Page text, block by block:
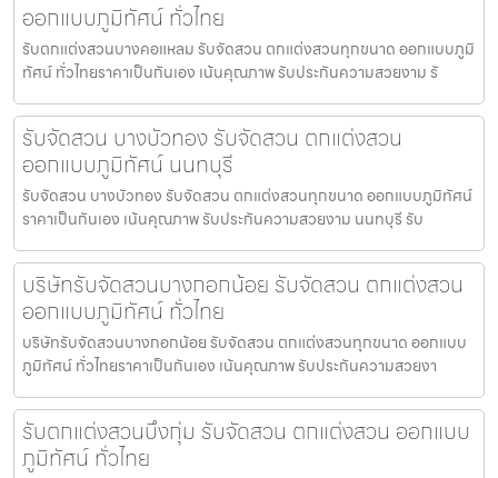
ออกแบบภูมิทัศน์ ทั่วไทย
รับตกแต่งสวนบางคอแหลม รับจัดสวน ตกแต่งสวนทุกขนาด ออกแบบภูมิ
ทัศน์ ทั่วไทยราคาเป็นกันเอง เน้นคุณภาพ รับประกันความสวยงาม รั
รับจัดสวน บางบัวทอง รับจัดสวน ตกแต่งสวน
ออกแบบภูมิทัศน์ นนทบุรี
รับจัดสวน บางบัวทอง รับจัดสวน ตกแต่งสวนทุกขนาด ออกแบบภูมิทัศน์
ราคาเป็นกันเอง เน้นคุณภาพ รับประกันความสวยงาม นนทบุรี รับ
บริษัทรับจัดสวนบางกอกน้อย รับจัดสวน ตกแต่งสวน
ออกแบบภูมิทัศน์ ทั่วไทย
บริษัทรับจัดสวนบางกอกน้อย รับจัดสวน ตกแต่งสวนทุกขนาด ออกแบบ
ภูมิทัศน์ ทั่วไทยราคาเป็นกันเอง เน้นคุณภาพ รับประกันความสวยงา
รับตกแต่งสวนบึงกุ่ม รับจัดสวน ตกแต่งสวน ออกแบบ
ภูมิทัศน์ ทั่วไทย